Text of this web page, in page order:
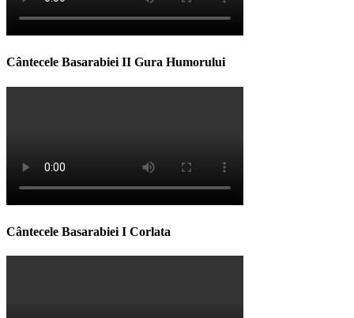
Cântecele Basarabiei II Gura Humorului
Cântecele Basarabiei I Corlata